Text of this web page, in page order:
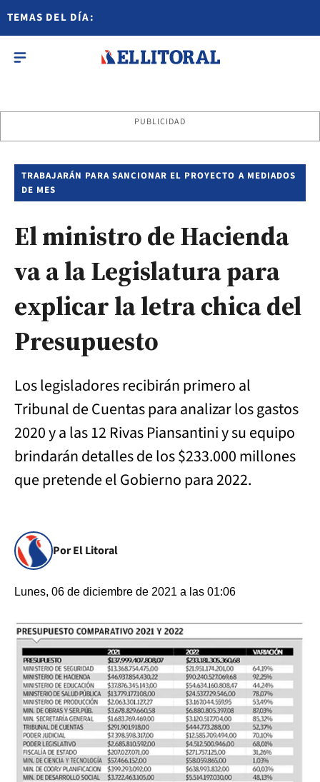
TEMAS DEL DÍA:
PUBLICIDAD
TRABAJARÁN PARA SANCIONAR EL PROYECTO A MEDIADOS
DE MES
El ministro de Hacienda
va a la Legislatura para
explicar la letra chica del
Presupuesto
Los legisladores recibirán primero al
Tribunal de Cuentas para analizar los gastos
2020 y a las 12 Rivas Piansantini y su equipo
brindarán detalles de los $233.000 millones
que pretende el Gobierno para 2022.
Por El Litoral
Lunes, 06 de diciembre de 2021 a las 01:06